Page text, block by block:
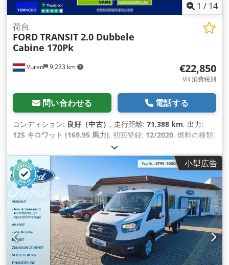
1 / 14
Vuren 9,233 km
荷台
FORDTRANSIT 2.0 Dubbele
Cabine 170Pk
€22,850
VB 消費税別
問い合わせる 電話する
コンディション: 良好（中古） , 走行距離: 71,388 km, 出力:
125 キロワット (169.95 馬力), 初回登録: 12/2020, 燃料の種類:
195/75R16
イールベース:3,920 mm, 燃料:ディーゼル, 色:シルバー, 運転
席:デイキャブ , ギア数:6, 排出クラス:ユー
ロ6, サスペンション: その他, 座席数:7, 全長:6,200 mm
, 全幅:
2,200 mm
, 全高:2,370 mm, 荷室長:2,800 mm, 荷室幅:
2,140 mm
, 荷室高:400 mm, 製造年:2020, 装備:ABS（アン
チロック・ブレーキ・システム）, エアコン, クルーズコントロ
ール, セントラルロック, トラクションコントロール, トレーラ
ー連結装置, ナビゲーションシステム, ブルートゥース, 電動ウ
ィンドウ調節, 電動ミラー,
小型広告